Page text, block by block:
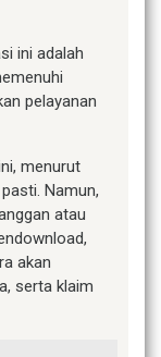
ini adalah
pelayanan
menurut
Namun,
atau
akan
serta klaim